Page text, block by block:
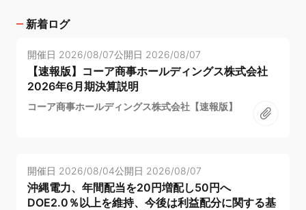
新着ログ
開催日 2026/08/07公開日 2026/08/07
【速報版】コーア商事ホールディングス株式会社
2026年6月期決算説明
コーア商事ホールディングス株式会社【速報版】
開催日 2026/08/04公開日 2026/08/07
沖縄電力、年間配当を20円増配し50円へ
DOE2.0％以上を維持、今後は利益配分に関する基